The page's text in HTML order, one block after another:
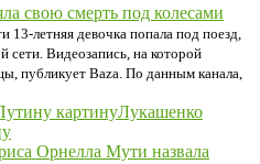
свою смерть под колесами
13-летняя девочка попала под поезд,
сети. Видеозапись, на которой
публикует Baza. По данным канала,
Лукашенко